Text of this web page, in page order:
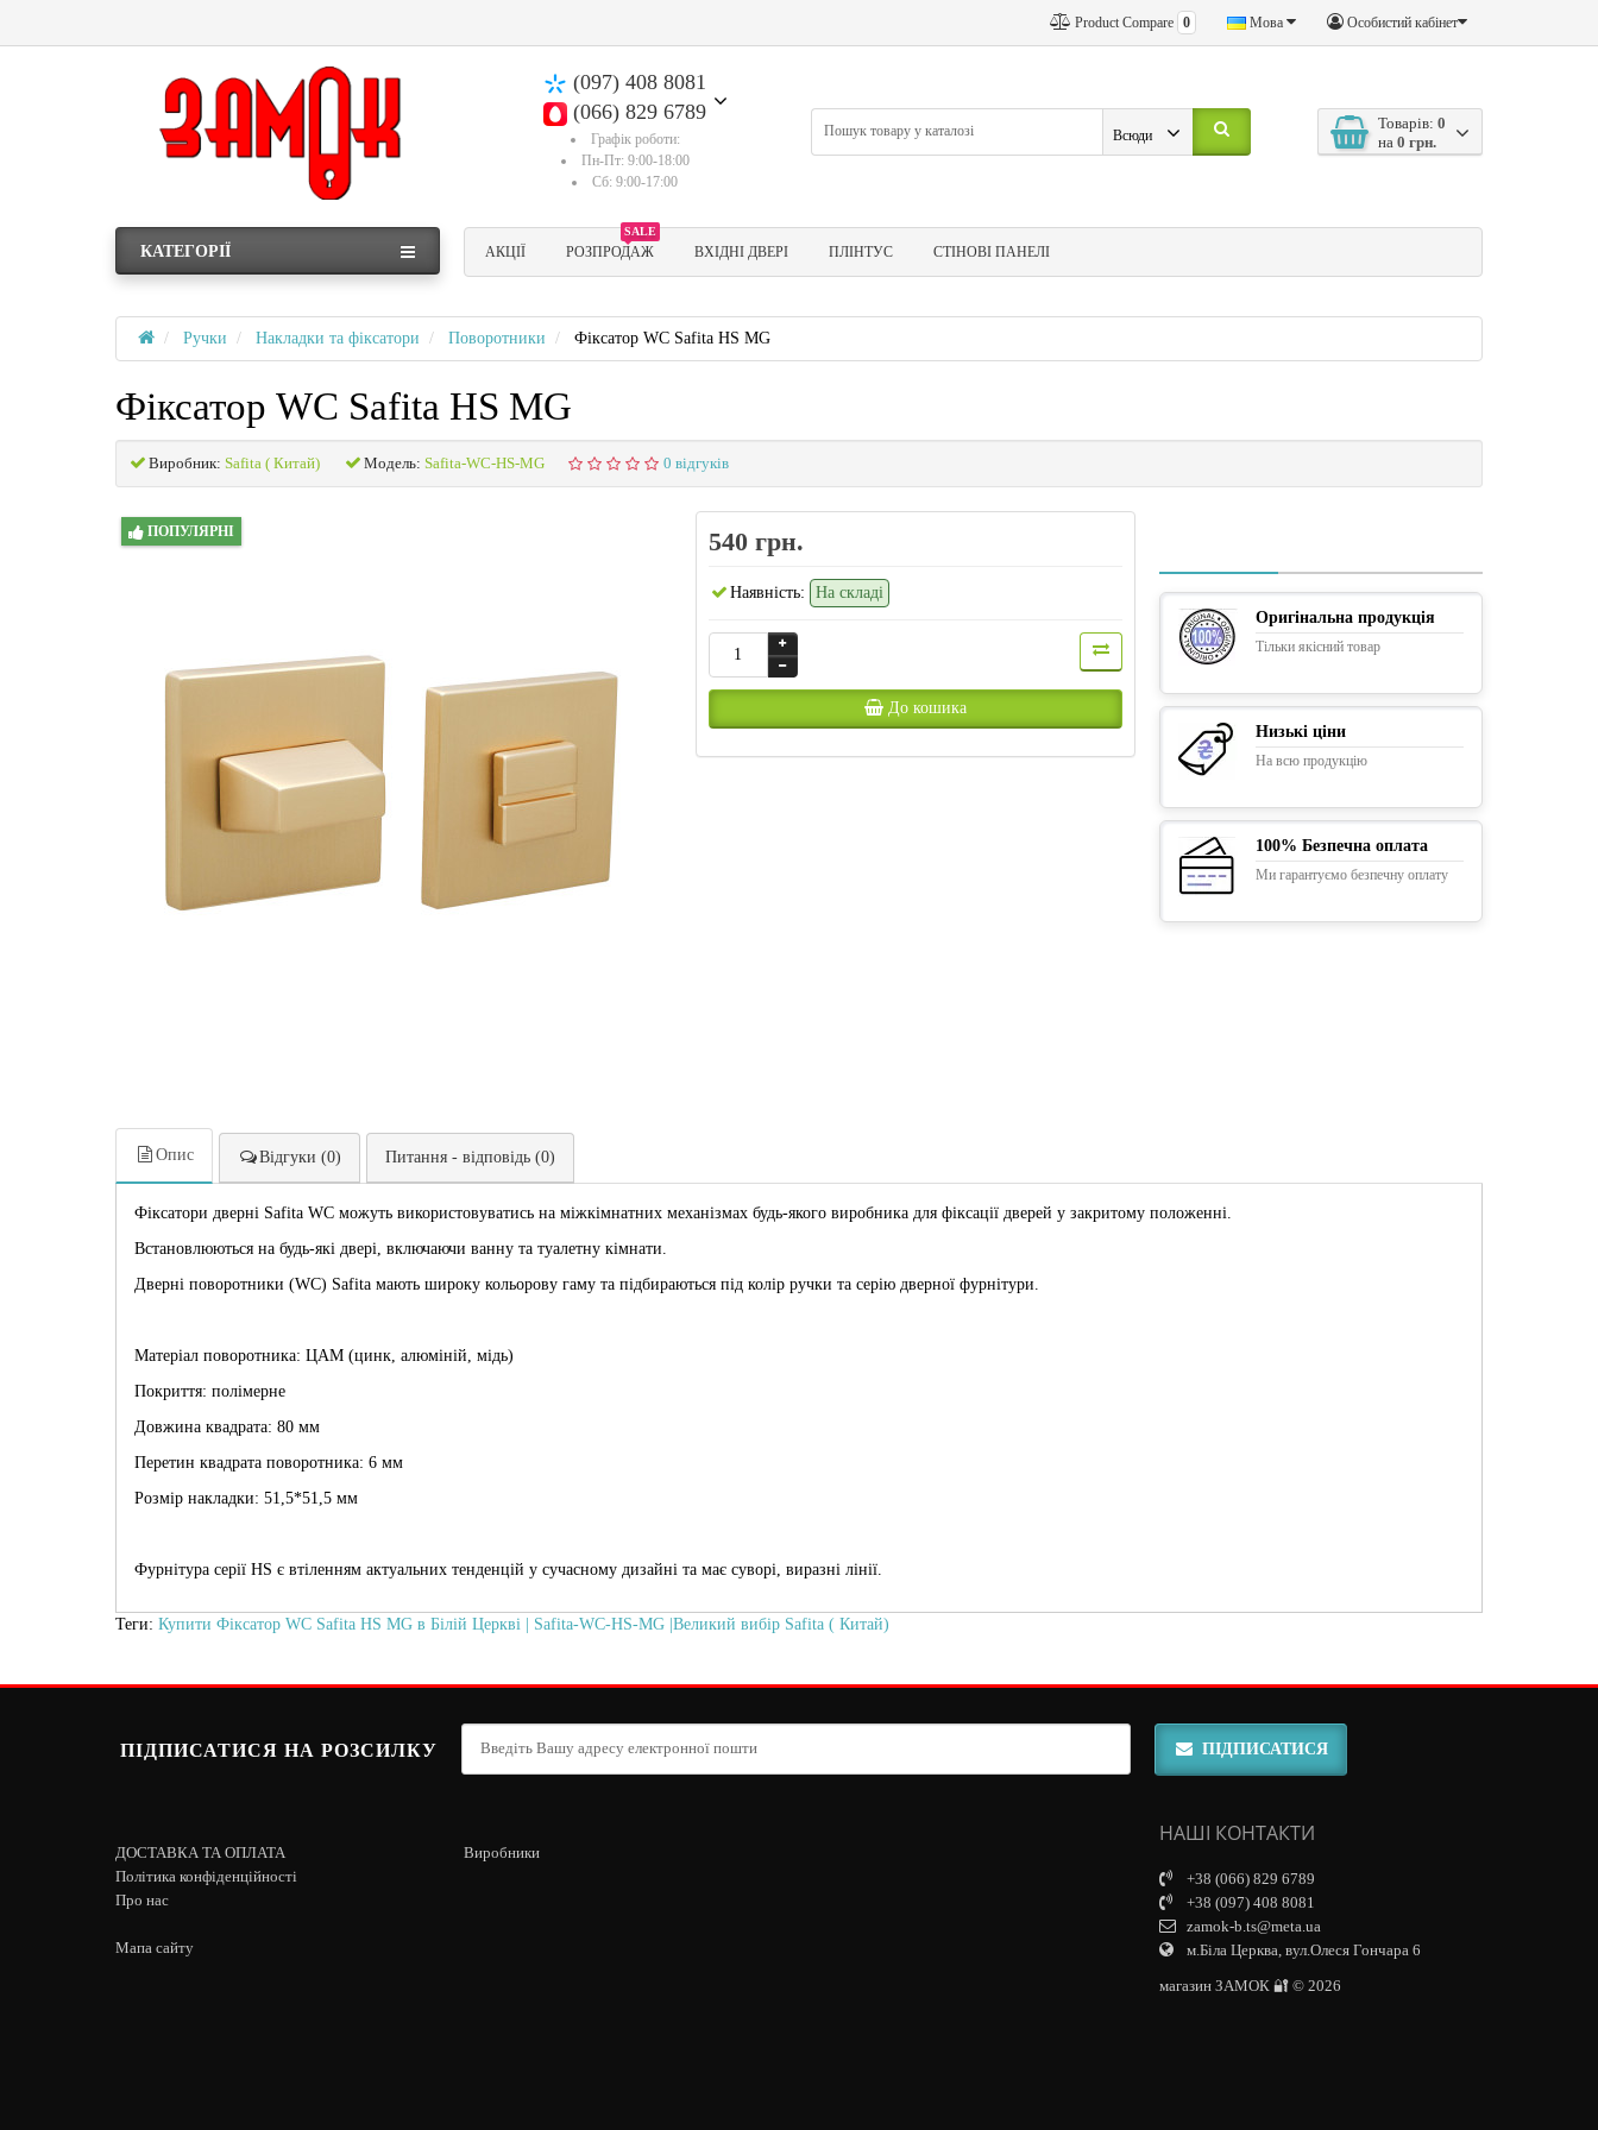
Особистий кабінет
Мова
Product Compare 0
(097) 408 8081
(066) 829 6789
Графік роботи:
Пн-Пт: 9:00-18:00
Сб: 9:00-17:00
Товарів: 0
на 0 грн.
Всюди
КАТЕГОРІЇ АКЦІЇ
SALE
РОЗПРОДАЖ ВХІДНІ ДВЕРІ ПЛІНТУС СТІНОВІ ПАНЕЛІ
Ручки Накладки та фіксатори Поворотники Фіксатор WC Safita HS MG
Фіксатор WC Safita HS MG
Виробник: Safita ( Китай) Модель: Safita-WC-HS-MG 0 відгуків
ПОПУЛЯРНІ 540 грн.
Наявність: На складі
До кошика
Оригінальна продукція
Тільки якісний товар
Низькі ціни
На всю продукцію
100% Безпечна оплата
Ми гарантуємо безпечну оплату
Опис Відгуки (0) Питання - відповідь (0)
Фіксатори дверні Safita WC можуть використовуватись на міжкімнатних механізмах будь-якого виробника для фіксації дверей у закритому положенні.
Встановлюються на будь-які двері, включаючи ванну та туалетну кімнати.
Дверні поворотники (WC) Safita мають широку кольорову гаму та підбираються під колір ручки та серію дверної фурнітури.
Матеріал поворотника: ЦАМ (цинк, алюміній, мідь)
Покриття: полімерне
Довжина квадрата: 80 мм
Перетин квадрата поворотника: 6 мм
Розмір накладки: 51,5*51,5 мм
Фурнітура серії HS є втіленням актуальних тенденцій у сучасному дизайні та має суворі, виразні лінії.
Теги: Купити Фіксатор WC Safita HS MG в Білій Церкві | Safita-WC-HS-MG |Великий вибір Safita ( Китай)
ПІДПИСАТИСЯ НА РОЗСИЛКУ ПІДПИСАТИСЯ
ДОСТАВКА ТА ОПЛАТА
Політика конфіденційності
Про нас
Мапа сайту
Виробники
НАШІ КОНТАКТИ
+38 (066) 829 6789
+38 (097) 408 8081
zamok-b.ts@meta.ua
м.Біла Церква, вул.Олеся Гончара 6
магазин ЗАМОК 🔐 © 2026